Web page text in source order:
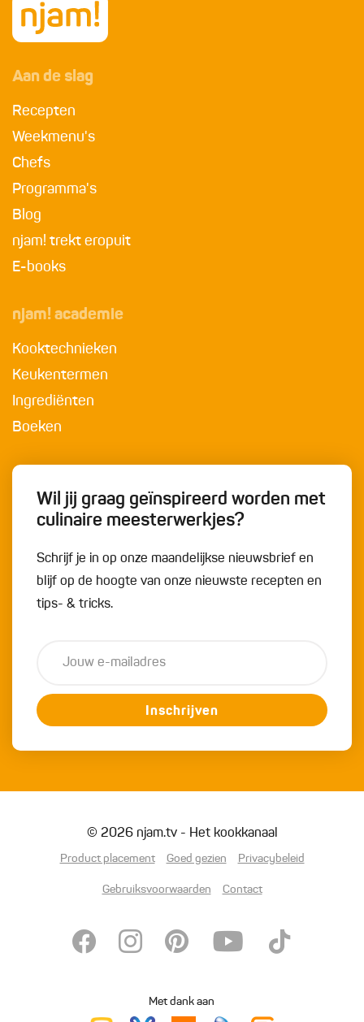
Aan de slag
Recepten
Weekmenu's
Chefs
Programma's
Blog
njam! trekt eropuit
E-books
njam! academie
Kooktechnieken
Keukentermen
Ingrediënten
Boeken
Wil jij graag geïnspireerd worden met
culinaire meesterwerkjes?
Schrijf je in op onze maandelijkse nieuwsbrief en
blijf op de hoogte van onze nieuwste recepten en
tips- & tricks.
Inschrijven
© 2026 njam.tv - Het kookkanaal
Product placement Goed gezien Privacybeleid
Gebruiksvoorwaarden Contact
Met dank aan